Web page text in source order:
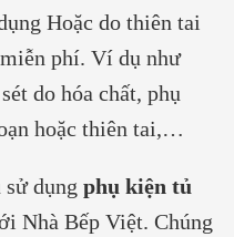
Hoặc do thiên tai
phí. Ví dụ như
do hóa chất, phụ
hoặc thiên tai,…
sử dụng phụ kiện tủ
Nhà Bếp Việt. Chúng